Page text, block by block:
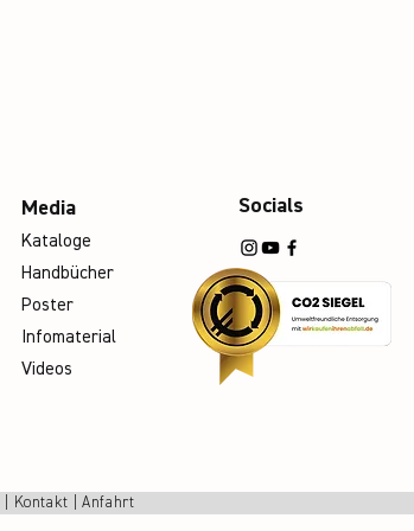
Media
Kataloge
Handbücher
Poster
Infomaterial
Videos
Socials
Kontakt |Anfahrt